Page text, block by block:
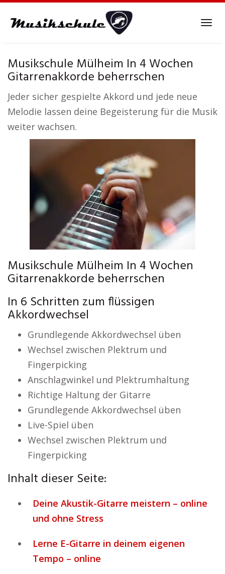
Musikschule Mülheim In 4 Wochen
Gitarrenakkorde beherrschen
Jeder sicher gespielte Akkord und jede neue
Melodie lassen deine Begeisterung für die Musik
weiter wachsen.
Musikschule Mülheim In 4 Wochen
Gitarrenakkorde beherrschen
In 6 Schritten zum flüssigen
Akkordwechsel
Grundlegende Akkordwechsel üben
Wechsel zwischen Plektrum und
Fingerpicking
Anschlagwinkel und Plektrumhaltung
Richtige Haltung der Gitarre
Grundlegende Akkordwechsel üben
Live-Spiel üben
Wechsel zwischen Plektrum und
Fingerpicking
Inhalt dieser Seite:
Deine Akustik-Gitarre meistern – online
und ohne Stress
Lerne E-Gitarre in deinem eigenen
Tempo – online